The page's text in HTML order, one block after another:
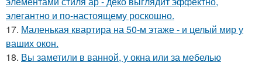
элегантно и по-настоящему роскошно.
17. Маленькая квартира на 50-м этаже - и целый мир у
ваших окон.
18. Вы заметили в ванной, у окна или за мебелью